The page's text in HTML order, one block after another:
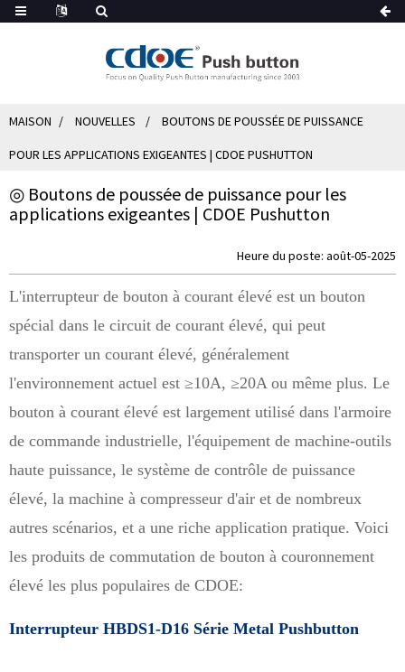
MAISON NOUVELLES BOUTONS DE POUSSÉE DE PUISSANCE
POUR LES APPLICATIONS EXIGEANTES | CDOE PUSHUTTON
◎ Boutons de poussée de puissance pour les
applications exigeantes | CDOE Pushutton
Heure du poste: août-05-2025
L'interrupteur de bouton à courant élevé est un bouton
spécial dans le circuit de courant élevé, qui peut
transporter un courant élevé, généralement
l'environnement actuel est ≥10A, ≥20A ou même plus. Le
bouton à courant élevé est largement utilisé dans l'armoire
de commande industrielle, l'équipement de machine-outils
haute puissance, le système de contrôle de puissance
élevé, la machine à compresseur d'air et de nombreux
autres scénarios, et a une riche application pratique. Voici
les produits de commutation de bouton à couronnement
élevé les plus populaires de CDOE:
Interrupteur HBDS1-D16 Série Metal Pushbutton